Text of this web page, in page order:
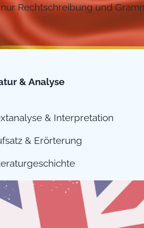
Rechtschreibung und
& Analyse
& Interpretation
& Erörterung